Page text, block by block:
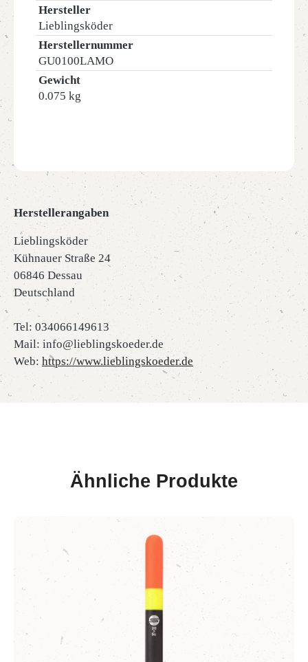
Hersteller
Lieblingsköder
Herstellernummer
GU0100LAMO
Gewicht
0.075 kg
Herstellerangaben
Lieblingsköder
Kühnauer Straße 24
06846 Dessau
Deutschland
Tel: 034066149613
Mail: info@lieblingskoeder.de
Web: https://www.lieblingskoeder.de
Ähnliche Produkte
Produktgalerie überspringen